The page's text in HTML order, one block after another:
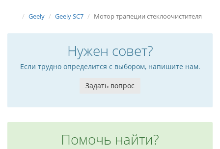
Geely Geely SC7 Мотор трапеции стеклоочистителя
Нужен совет?
Если трудно определится с выбором, напишите нам.
Задать вопрос
Помочь найти?